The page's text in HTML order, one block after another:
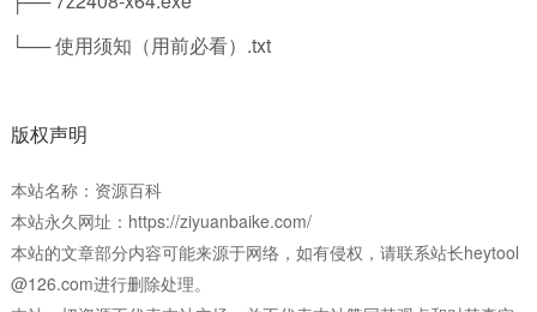
└── 使用须知（用前必看）.txt
版权声明
本站名称：资源百科
本站永久网址：https://ziyuanbaike.com/
本站的文章部分内容可能来源于网络，如有侵权，请联系站长heytool
@126.com进行删除处理。